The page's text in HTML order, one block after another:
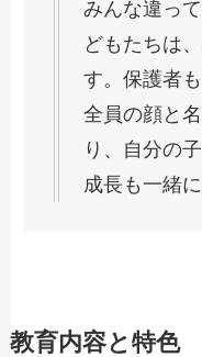
みんな違っ
どもたちは
す。保護者
全員の顔と
り、自分の
成長も一緒
教育内容と特色